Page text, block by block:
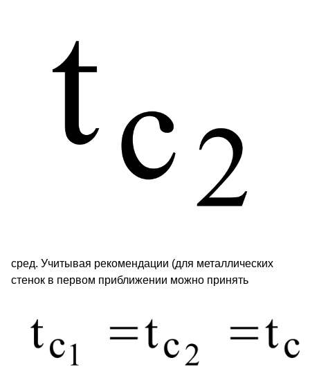
сред. Учитывая рекомендации (для металлических
стенок в первом приближении можно принять